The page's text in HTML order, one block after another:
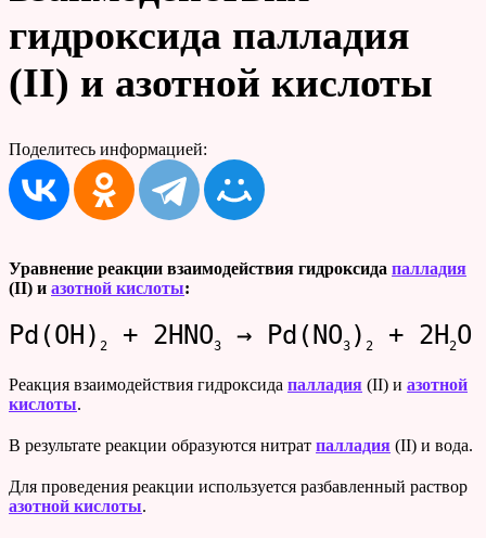
гидроксида палладия
(II) и азотной кислоты
Поделитесь информацией:
Уравнение реакции взаимодействия гидроксида палладия
(II) и азотной кислоты:
Pd(OH) 2 + 2HNO3 → Pd(NO3 ) 2 + 2H 2O
Реакция взаимодействия гидроксида палладия (II) и азотной
кислоты.
В результате реакции образуются нитрат палладия (II) и вода.
Для проведения реакции используется разбавленный раствор
азотной кислоты.